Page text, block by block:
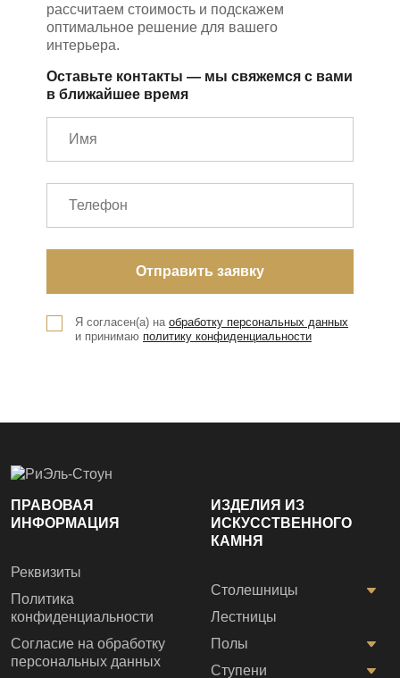
рассчитаем стоимость и подскажем
оптимальное решение для вашего
интерьера.
Оставьте контакты — мы свяжемся с вами
в ближайшее время
Я согласен(а) на обработку персональных данных
и принимаю политику конфиденциальности
ПРАВОВАЯ
ИНФОРМАЦИЯ
Реквизиты
Политика
конфиденциальности
Согласие на обработку
персональных данных
ИЗДЕЛИЯ ИЗ
ИСКУССТВЕННОГО
КАМНЯ
Столешницы
Лестницы
Полы
Ступени